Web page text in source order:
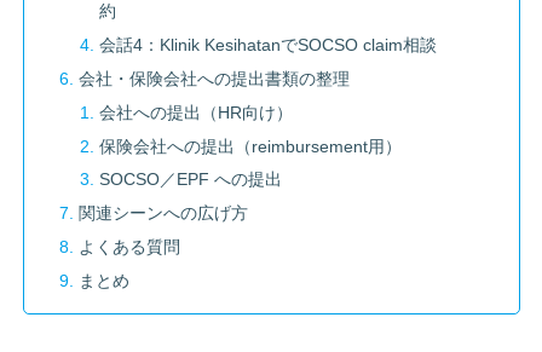
約
会話4：Klinik KesihatanでSOCSO claim相談
会社・保険会社への提出書類の整理
会社への提出（HR向け）
保険会社への提出（reimbursement用）
SOCSO／EPF への提出
関連シーンへの広げ方
よくある質問
まとめ